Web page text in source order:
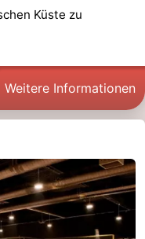
Küste zu
Weitere Informationen